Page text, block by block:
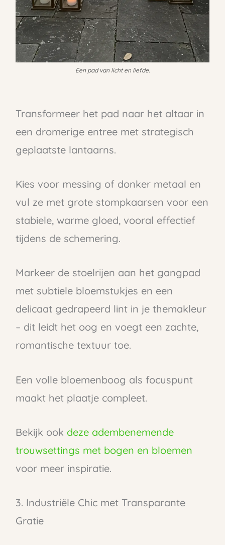
Een pad van licht en liefde.
Transformeer het pad naar het altaar in
een dromerige entree met strategisch
geplaatste lantaarns.
Kies voor messing of donker metaal en
vul ze met grote stompkaarsen voor een
stabiele, warme gloed, vooral effectief
tijdens de schemering.
Markeer de stoelrijen aan het gangpad
met subtiele bloemstukjes en een
delicaat gedrapeerd lint in je themakleur
– dit leidt het oog en voegt een zachte,
romantische textuur toe.
Een volle bloemenboog als focuspunt
maakt het plaatje compleet.
Bekijk ook deze adembenemende
trouwsettings met bogen en bloemen
voor meer inspiratie.
3. Industriële Chic met Transparante
Gratie